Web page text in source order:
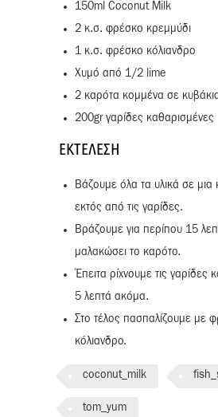
150ml Coconut Milk
2 κ.σ. φρέσκο κρεμμύδι
1 κ.σ. φρέσκο κόλιανδρο
Χυμό από 1/2 lime
2 καρότα κομμένα σε
200gr γαρίδες καθαρισμένες
ΕΚΤΈΛΕΣΗ
Βάζουμε όλα τα υλικά σε μια
εκτός από τις γαρίδες.
Βράζουμε για περίπου 15
μαλακώσει το καρότο.
Έπειτα ρίχνουμε τις γαρίδες
5 λεπτά ακόμα.
Στο τέλος πασπαλίζουμε με
κόλιανδρο.
coconut_milk
tom_yum